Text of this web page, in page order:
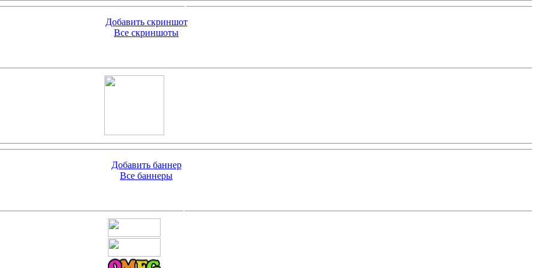
Добавить скриншот
Все скриншоты
Добавить баннер
Все баннеры